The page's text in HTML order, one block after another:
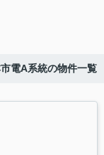
電A系統の物件一覧